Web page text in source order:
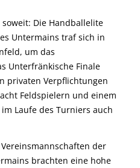
Die Handballelite
Untermains traf sich in
um das
Unterfränkische Finale
privaten Verpflichtungen
Feldspielern und einem
Laufe des Turniers auch
der
brachten eine hohe